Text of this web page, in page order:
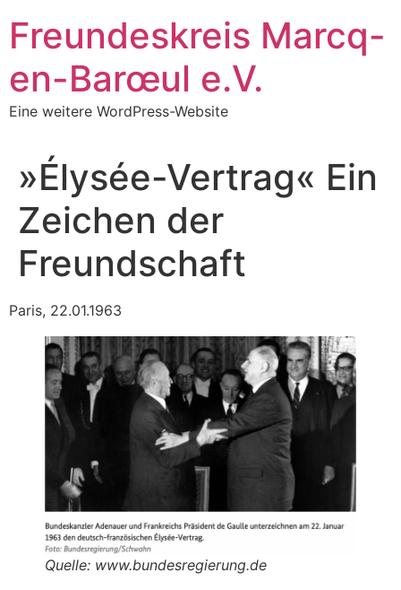
Inhalt
springen
Freundeskreis Marcq-
en-Barœul e.V.
Eine weitere WordPress-Website
»Élysée-Vertrag« Ein
Zeichen der
Freundschaft
Paris, 22.01.1963
Quelle: www.bundesregierung.de